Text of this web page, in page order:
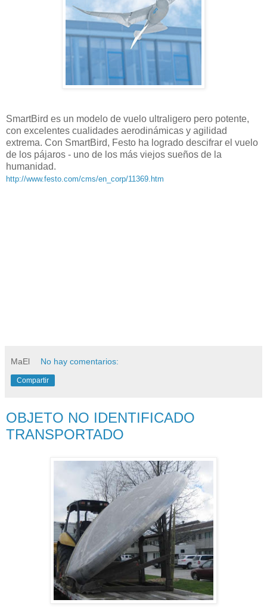
SmartBird es un modelo de vuelo ultraligero pero potente,
con excelentes cualidades aerodinámicas y agilidad
extrema. Con SmartBird, Festo ha logrado descifrar el vuelo
de los pájaros - uno de los más viejos sueños de la
humanidad.
http://www.festo.com/cms/en_corp/11369.htm
MaEl No hay comentarios:
Compartir
OBJETO NO IDENTIFICADO
TRANSPORTADO